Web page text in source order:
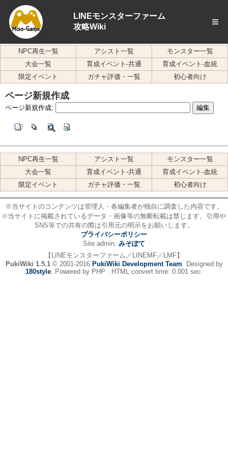
LINEモンスターファーム
攻略Wiki
≡
NPC再生一覧 アシスト一覧
モンスター一覧
大会一覧
育成イベント-共通
育成イベント-血統
限定イベント
ガチャ評価・一覧 初心者向け
ページ新規作成
ページ新規作成:
NPC再生一覧 アシスト一覧
モンスター一覧
大会一覧
育成イベント-共通
育成イベント-血統
限定イベント
ガチャ評価・一覧 初心者向け
※当サイトのコンテンツは管理人・各編集者が独自に調査した内容です。
※当サイトに掲載されているデータ・画像等の無断転載は禁じます。引用や
SNS等での共有の際は引用元の明示をお願いします。
プライバシーポリシー
Site admin: みそぽて
【LINEモンスターファーム／LINEMF／LMF】
PukiWiki 1.5.1© 2001-2016 PukiWiki Development Team . Designed by
180style. Powered by PHP . HTML convert time: 0.001 sec.